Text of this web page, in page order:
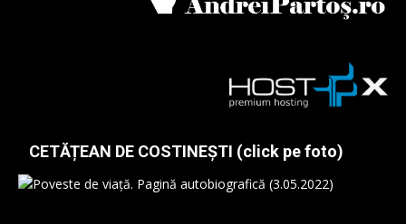
CETĂȚEAN DE COSTINEȘTI (click pe foto)